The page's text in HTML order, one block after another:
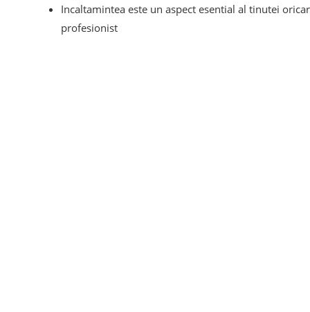
Incaltamintea este un aspect esential al tinutei
profesionist